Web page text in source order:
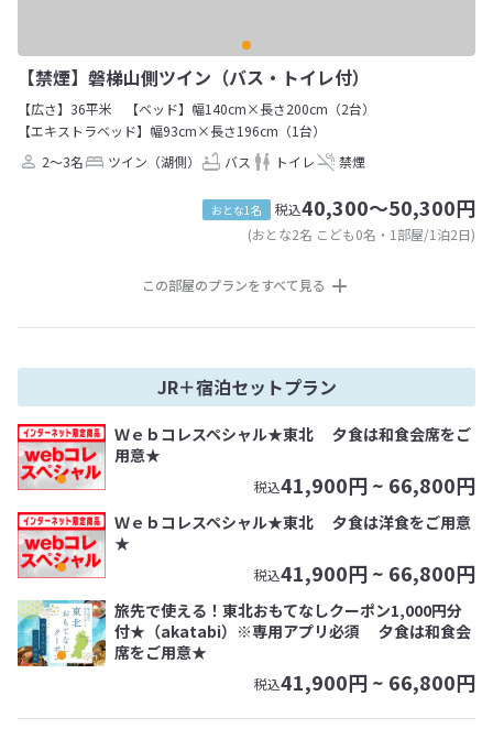
【禁煙】磐梯山側ツイン（バス・トイレ付）
【広さ】36平米
【ベッド】幅140cm×長さ200cm（2台）
【エキストラベッド】幅93cm×長さ196cm（1台）
2～3名
ツイン（湖側） バス トイレ 禁煙
おとな1名 税込40,300～50,300円
(おとな2名 こども0名・1部屋/1泊2日)
この部屋のプランをすべて見る
JR＋宿泊セットプラン
Ｗｅｂコレスペシャル★東北 夕食は和食会席をご
用意★
税込41,900円 ~ 66,800円
Ｗｅｂコレスペシャル★東北 夕食は洋食をご用意
★
税込41,900円 ~ 66,800円
旅先で使える！東北おもてなしクーポン1,000円分
付★（akatabi）※専用アプリ必須 夕食は和食会
席をご用意★
税込41,900円 ~ 66,800円